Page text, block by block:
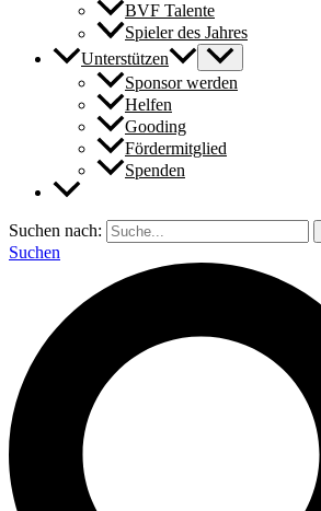
BVF Talente
Spieler des Jahres
Unterstützen
Sponsor werden
Helfen
Gooding
Fördermitglied
Spenden
Suchen nach:
Suchen